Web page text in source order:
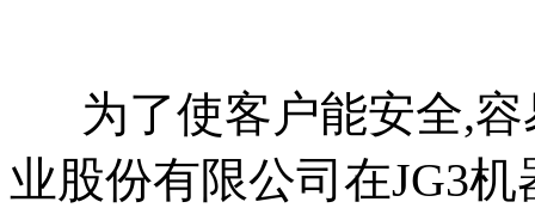
为了使客户能安全,容
业股份有限公司在JG3